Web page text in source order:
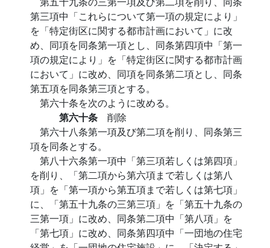
第三項中「これらについて第一項の規定により」
を「特定街区に関する都市計画において」に改
め、同項を同条第一項とし、同条第四項中「第一
項の規定により」を「特定街区に関する都市計画
において」に改め、同項を同条第二項とし、同条
第五項を同条第三項とする。
第六十条を次のように改める。
第六十条 削除
第六十八条第一項及び第二項を削り、同条第三
項を同条とする。
第八十六条第一項中「第三項若しくは第四項」
を削り、「第二項から第六項まで若しくは第八
項」を「第一項から第五項まで若しくは第七項」
に、「第五十九条の三第三項」を「第五十九条の
三第一項」に改め、同条第二項中「第八項」を
「第七項」に改め、同条第四項中「一団地の住宅